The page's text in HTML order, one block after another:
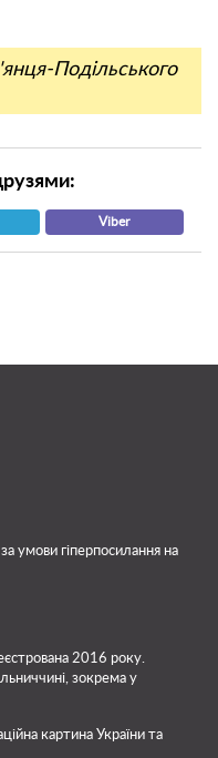
Подільського
Viber
за умови гіперпосилання на
2016 року.
зокрема у
картина України та